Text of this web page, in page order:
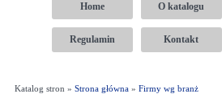
Home O katalogu
Regulamin Kontakt
Katalog stron » Strona główna» Firmy wg branż